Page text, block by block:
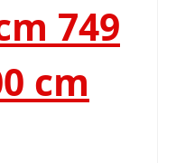
749
cm